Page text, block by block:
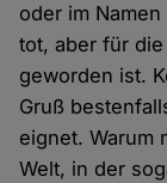
oder im
tot, aber für
geworden ist.
Gruß
eignet. Warum
Welt, in der